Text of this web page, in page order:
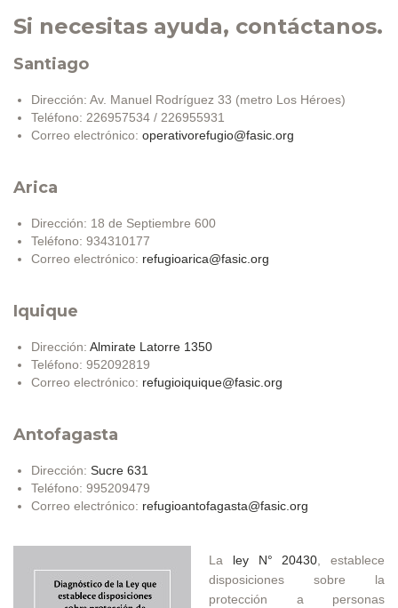
Si necesitas ayuda, contáctanos.
Santiago
Dirección: Av. Manuel Rodríguez 33 (metro Los Héroes)
Teléfono: 226957534 / 226955931
Correo electrónico: operativorefugio@fasic.org
Arica
Dirección: 18 de Septiembre 600
Teléfono: 934310177
Correo electrónico: refugioarica@fasic.org
Iquique
Dirección: Almirate Latorre 1350
Teléfono: 952092819
Correo electrónico: refugioiquique@fasic.org
Antofagasta
Dirección: Sucre 631
Teléfono: 995209479
Correo electrónico: refugioantofagasta@fasic.org
La ley N° 20430, establece
disposiciones sobre la
protección a personas